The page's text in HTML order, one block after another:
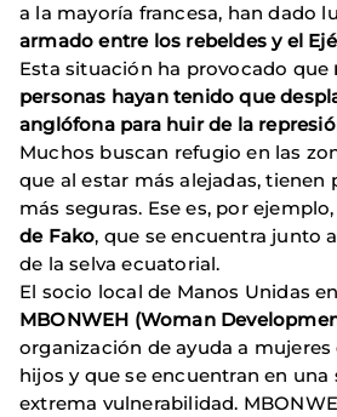
a la mayoría francesa, han dado
armado entre los rebeldes y el
Esta situación ha provocado que
personas hayan tenido que
anglófona para huir de la
Muchos buscan refugio en las
que al estar más alejadas, tienen
más seguras. Ese es, por
de Fako, que se encuentra junto
de la selva ecuatorial.
El socio local de Manos Unidas
MBONWEH (Woman
organización de ayuda a
hijos y que se encuentran en
extrema vulnerabilidad.